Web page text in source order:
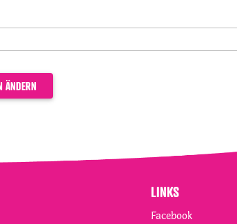
LINKS
Facebook